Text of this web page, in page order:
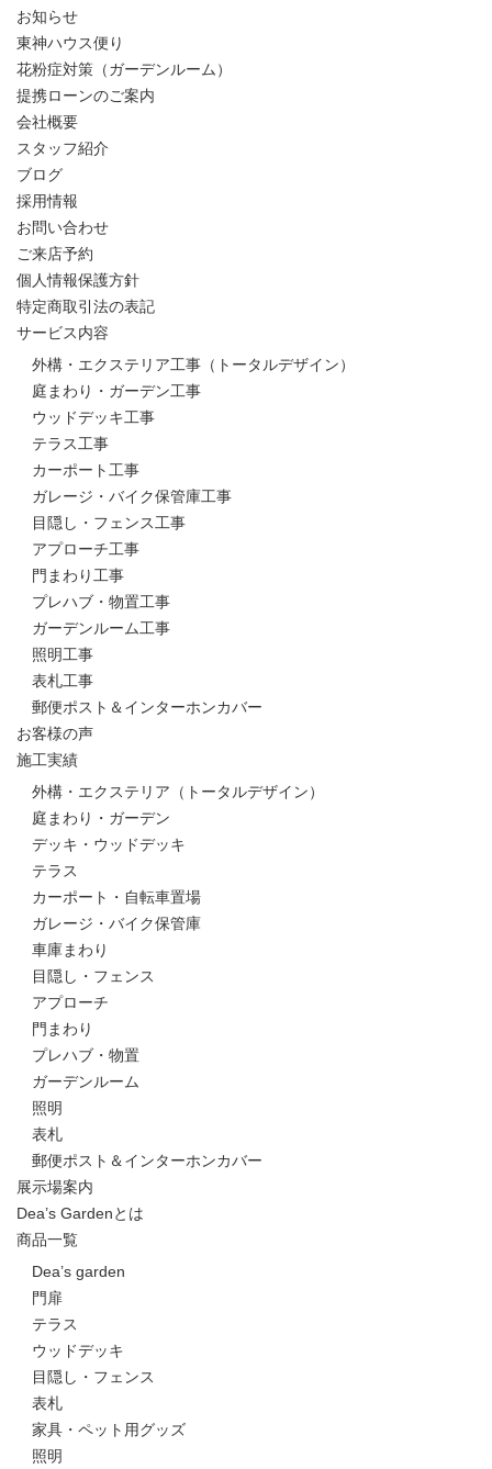
お知らせ
東神ハウス便り
花粉症対策（ガーデンルーム）
提携ローンのご案内
会社概要
スタッフ紹介
ブログ
採用情報
お問い合わせ
ご来店予約
個人情報保護方針
特定商取引法の表記
サービス内容
外構・エクステリア工事（トータルデザイン）
庭まわり・ガーデン工事
ウッドデッキ工事
テラス工事
カーポート工事
ガレージ・バイク保管庫工事
目隠し・フェンス工事
アプローチ工事
門まわり工事
プレハブ・物置工事
ガーデンルーム工事
照明工事
表札工事
郵便ポスト＆インターホンカバー
お客様の声
施工実績
外構・エクステリア（トータルデザイン）
庭まわり・ガーデン
デッキ・ウッドデッキ
テラス
カーポート・自転車置場
ガレージ・バイク保管庫
車庫まわり
目隠し・フェンス
アプローチ
門まわり
プレハブ・物置
ガーデンルーム
照明
表札
郵便ポスト＆インターホンカバー
展示場案内
Dea’s Gardenとは
商品一覧
Dea’s garden
門扉
テラス
ウッドデッキ
目隠し・フェンス
表札
家具・ペット用グッズ
照明